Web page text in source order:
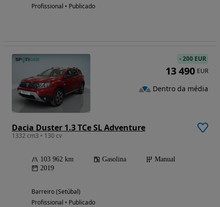
Profissional • Publicado
Dacia Duster 1.3 TCe SL Adventure
1332 cm3 • 130 cv
103 962 km Gasolina
Manual
2019
Barreiro (Setúbal)
Profissional • Publicado
-200 EUR
13 490 EUR
Dentro da média